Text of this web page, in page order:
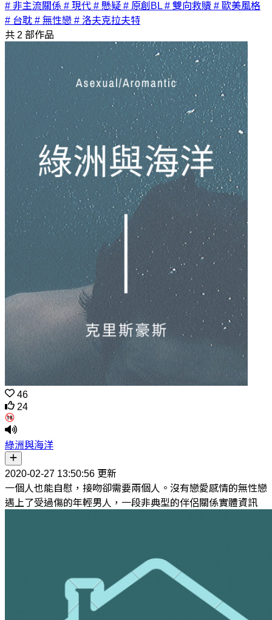
# 非主流關係 # 現代 # 懸疑 # 原創BL # 雙向救贖 # 歐美風格
# 台耽 # 無性戀 # 洛夫克拉夫特
共 2 部作品
46
24
綠洲與海洋
2020-02-27 13:50:56 更新
一個人也能自慰，接吻卻需要兩個人。沒有戀愛感情的無性戀
遇上了受過傷的年輕男人，一段非典型的伴侶關係實體資訊